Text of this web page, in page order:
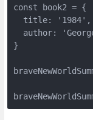
const book2 = {
  title: '1984',
author:
}